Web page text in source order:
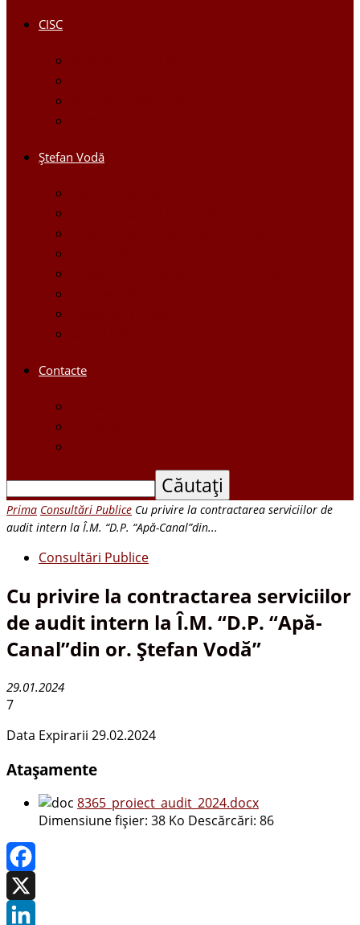
CISC
Ştefan Vodă
Contacte
Prima Consultări Publice Cu privire la contractarea serviciilor de
audit intern la Î.M. “D.P. “Apă-Canal”din...
Consultări Publice
Cu privire la contractarea serviciilor
de audit intern la Î.M. “D.P. “Apă-
Canal”din or. Ştefan Vodă”
29.01.2024
7
Data Expirarii 29.02.2024
Atașamente
8365_proiect_audit_2024.docx
Dimensiune fișier: 38 Ko Descărcări: 86
Facebook
X